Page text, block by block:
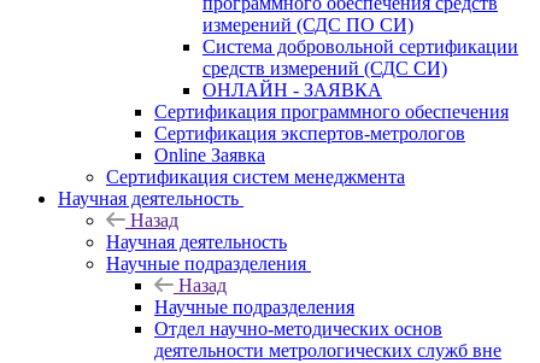
измерений (СДС ПО СИ)
Система добровольной сертификации
средств измерений (СДС СИ)
ОНЛАЙН - ЗАЯВКА
Сертификация программного обеспечения
Сертификация экспертов-метрологов
Online Заявка
Сертификация систем менеджмента
Научная деятельность
Назад
Научная деятельность
Научные подразделения
Назад
Научные подразделения
Отдел научно-методических основ
деятельности метрологических служб вне